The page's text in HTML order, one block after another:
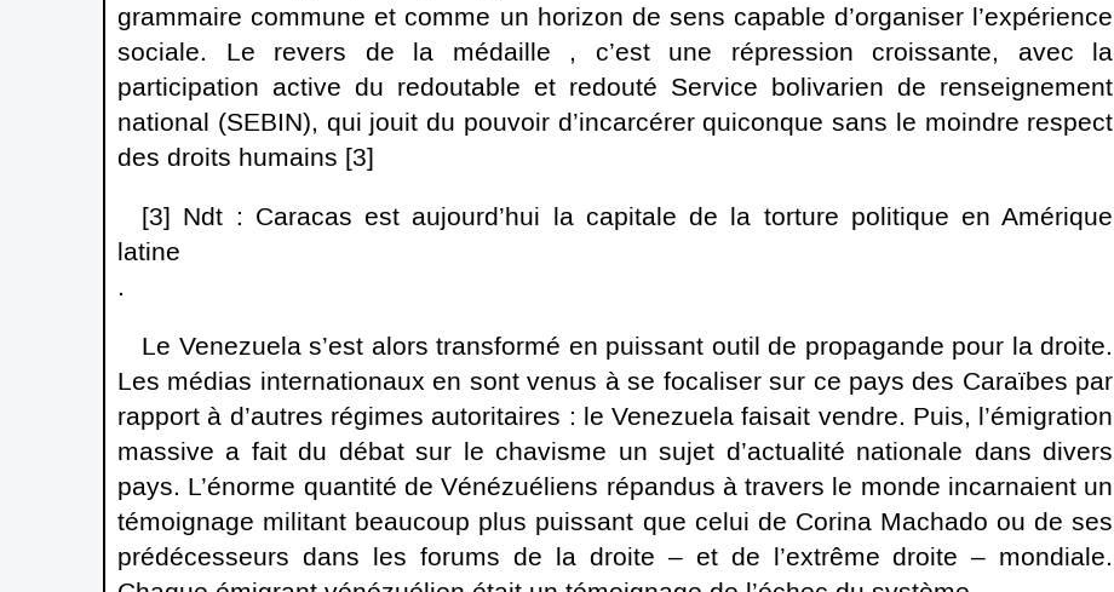
grammaire commune et comme un horizon de sens capable d’organiser l’expérience
sociale. Le revers de la médaille , c’est une répression croissante, avec la
participation active du redoutable et redouté Service bolivarien de renseignement
national (SEBIN), qui jouit du pouvoir d’incarcérer quiconque sans le moindre respect
des droits humains [3]
[3] Ndt : Caracas est aujourd’hui la capitale de la torture politique en Amérique
latine
.
Le Venezuela s’est alors transformé en puissant outil de propagande pour la droite.
Les médias internationaux en sont venus à se focaliser sur ce pays des Caraïbes par
rapport à d’autres régimes autoritaires : le Venezuela faisait vendre. Puis, l’émigration
massive a fait du débat sur le chavisme un sujet d’actualité nationale dans divers
pays. L’énorme quantité de Vénézuéliens répandus à travers le monde incarnaient un
témoignage militant beaucoup plus puissant que celui de Corina Machado ou de ses
prédécesseurs dans les forums de la droite – et de l’extrême droite – mondiale.